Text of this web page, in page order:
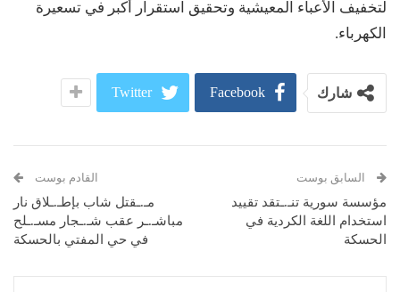
لتخفيف الأعباء المعيشية وتحقيق استقرار أكبر في تسعيرة
الكهرباء.
شارك Facebook
Twitter
السابق بوست
مؤسسة سورية تنـ.ـتقد تقييد
استخدام اللغة الكردية في
الحسكة
القادم بوست
مـ.ـقتل شاب بإطـ.ـلاق نار
مباشـ.ـر عقب شـ.ـجار مسـ.ـلح
في حي المفتي بالحسكة